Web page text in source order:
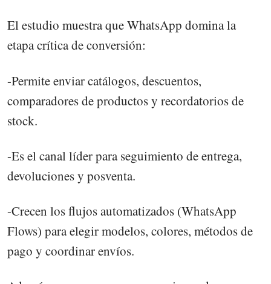
El estudio muestra que WhatsApp domina la
etapa crítica de conversión:
-Permite enviar catálogos, descuentos,
comparadores de productos y recordatorios de
stock.
-Es el canal líder para seguimiento de entrega,
devoluciones y posventa.
-Crecen los flujos automatizados (WhatsApp
Flows) para elegir modelos, colores, métodos de
pago y coordinar envíos.